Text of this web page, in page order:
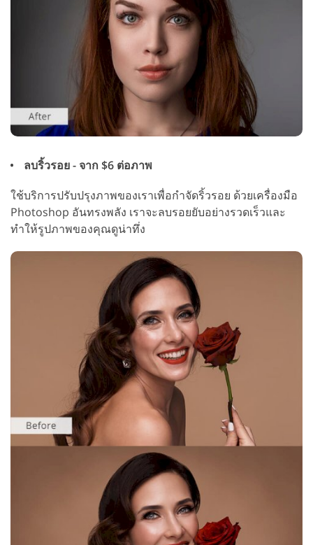
ลบริ้วรอย - จาก $6 ต่อภาพ
ใช้บริการปรับปรุงภาพของเราเพื่อกำจัดริ้วรอย ด้วยเครื่องมือ
Photoshop อันทรงพลัง เราจะลบรอยยับอย่างรวดเร็วและ
ทำให้รูปภาพของคุณดูน่าทึ่ง